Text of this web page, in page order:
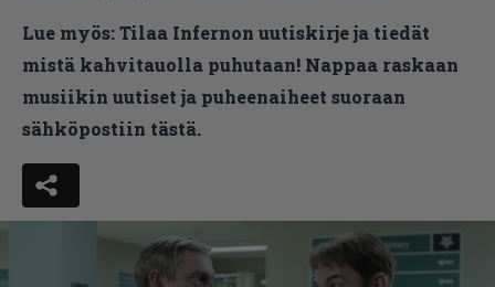
Lue myös:Tilaa Infernon uutiskirje ja tiedät
mistä kahvitauolla puhutaan! Nappaa raskaan
musiikin uutiset ja puheenaiheet suoraan
sähköpostiin tästä.